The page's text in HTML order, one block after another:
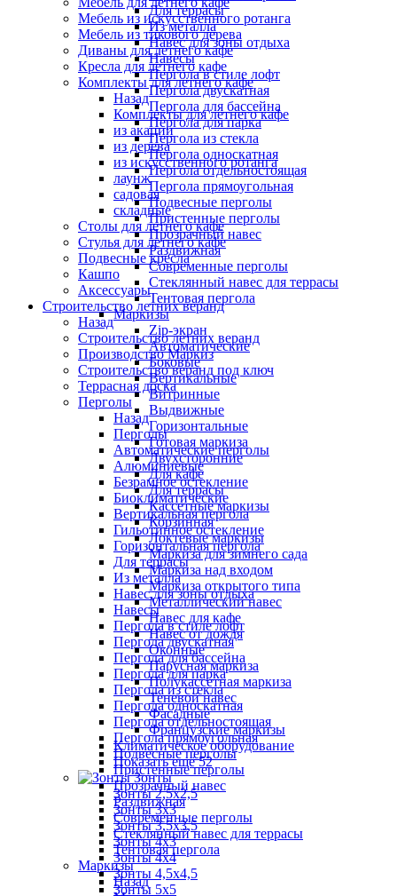
Для террасы
Из металла
Навес для зоны отдыха
Навесы
Пергола в стиле лофт
Пергола двускатная
Пергола для бассейна
Пергола для парка
Пергола из стекла
Пергола односкатная
Пергола отдельностоящая
Пергола прямоугольная
Подвесные перголы
Пристенные перголы
Прозрачный навес
Раздвижная
Современные перголы
Стеклянный навес для террасы
Тентовая пергола
Маркизы
Zip-экран
Автоматические
Боковые
Вертикальные
Витринные
Выдвижные
Горизонтальные
Готовая маркиза
Двухсторонние
Для кафе
Для террасы
Кассетные маркизы
Корзинная
Локтевые маркизы
Маркиза для зимнего сада
Маркиза над входом
Маркиза открытого типа
Металлический навес
Навес для кафе
Навес от дождя
Оконные
Парусная маркиза
Полукассетная маркиза
Теневой навес
Фасадные
Французские маркизы
Климатическое оборудование
Показать ещё 52
Зонты
Зонты 2,5х2,5
Зонты 3х3
Зонты 3,5х3,5
Зонты 4х3
Зонты 4х4
Зонты 4,5х4,5
Зонты 5х5
Мебель из искусственного ротанга
Мебель из тикового дерева
Диваны для летнего кафе
Кресла для летнего кафе
Комплекты для летнего кафе
Назад
Комплекты для летнего кафе
из акации
из дерева
из искусственного ротанга
лаунж
садовая
складные
Столы для летнего кафе
Стулья для летнего кафе
Подвесные кресла
Кашпо
Аксессуары
Строительство летних веранд
Назад
Строительство летних веранд
Производство Маркиз
Строительство веранд под ключ
Террасная доска
Перголы
Назад
Перголы
Автоматические перголы
Алюминиевые
Безрамное остекление
Биоклиматические
Вертикальная пергола
Гильотинное остекление
Горизонтальная пергола
Для террасы
Из металла
Навес для зоны отдыха
Навесы
Пергола в стиле лофт
Пергола двускатная
Пергола для бассейна
Пергола для парка
Пергола из стекла
Пергола односкатная
Пергола отдельностоящая
Пергола прямоугольная
Подвесные перголы
Пристенные перголы
Прозрачный навес
Раздвижная
Современные перголы
Стеклянный навес для террасы
Тентовая пергола
Маркизы
Назад